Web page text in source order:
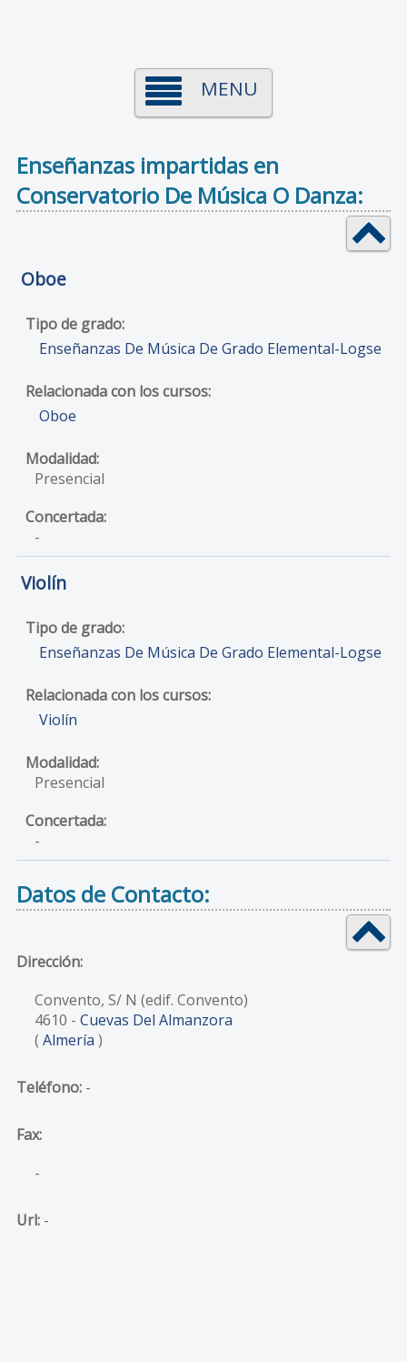
MENU
Enseñanzas impartidas en
Conservatorio De Música O Danza:
Oboe
Enseñanzas De Música De Grado Elemental-Logse
Oboe
Presencial
-
Violín
Enseñanzas De Música De Grado Elemental-Logse
Violín
Presencial
-
Datos de Contacto:
Dirección:
Convento, S/ N (edif. Convento)
4610 - Cuevas Del Almanzora
( Almería )
Teléfono:-
Fax:
-
Url:-